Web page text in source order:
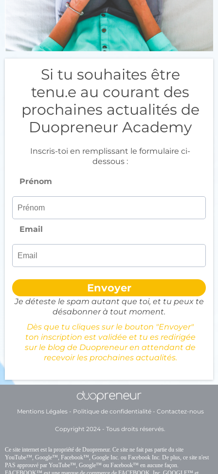
Si tu souhaites être
tenu.e au courant des
prochaines actualités de
Duopreneur Academy
Inscris-toi en remplissant le formulaire ci-
dessous :
Prénom
Email
Envoyer
Je déteste le spam autant que toi, et tu peux te
désabonner à tout moment.
Dès que tu cliques sur le bouton "Envoyer"
ton inscription est validée et tu es redirigée
sur le blog de Duopreneur en attendant de
recevoir les prochaines actualités.
Mentions Légales- Politique de confidentialité- Contactez-nous
Copyright 2024 - Tous droits réservés.
Ce site internet est la propriété de Duopreneur. Ce site ne fait pas partie du site
YouTube™, Google™, Facebook™, Google Inc. ou Facebook Inc. De plus, ce site n'est
PAS approuvé par YouTube™, Google™ ou Facebook™ en aucune façon.